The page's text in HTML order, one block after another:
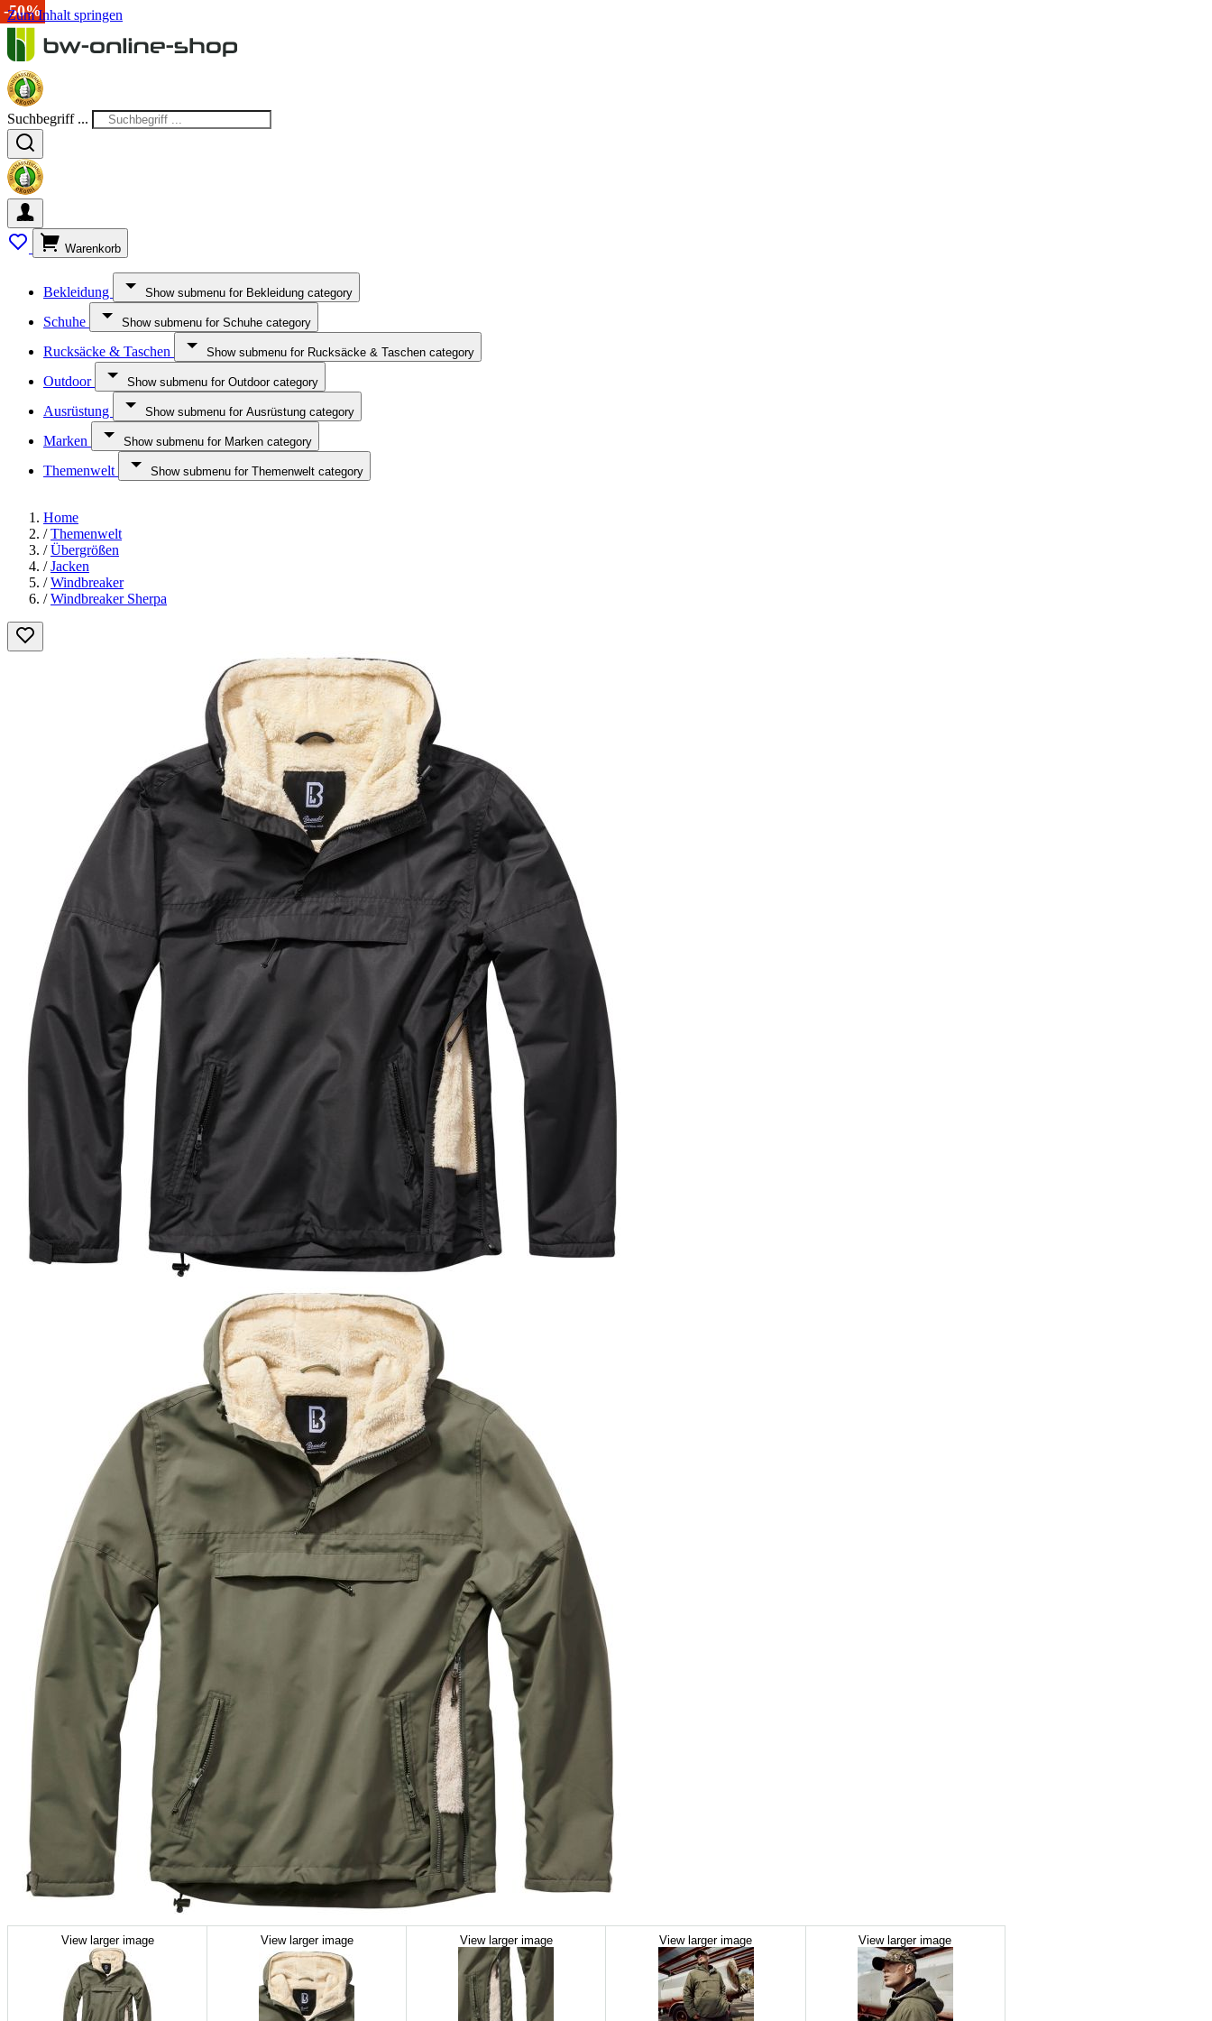
Zum Inhalt springen
Suchbegriff ...
Warenkorb
Bekleidung Show submenu for Bekleidung category
Schuhe Show submenu for Schuhe category
Rucksäcke & Taschen Show submenu for Rucksäcke & Taschen category
Outdoor Show submenu for Outdoor category
Ausrüstung Show submenu for Ausrüstung category
Marken Show submenu for Marken category
Themenwelt Show submenu for Themenwelt category
Home
/ Themenwelt
/ Übergrößen
/ Jacken
/ Windbreaker
/ Windbreaker Sherpa
View larger image View larger image View larger image View larger image View larger image
-15%
-20%
-50%
-50%